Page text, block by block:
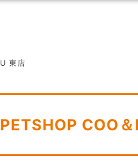
東店
PETSHOP COO